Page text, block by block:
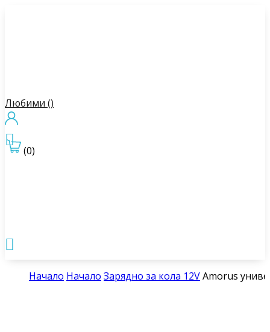
Любими ()
(0)


Начало Начало Зарядно за кола 12VAmorus